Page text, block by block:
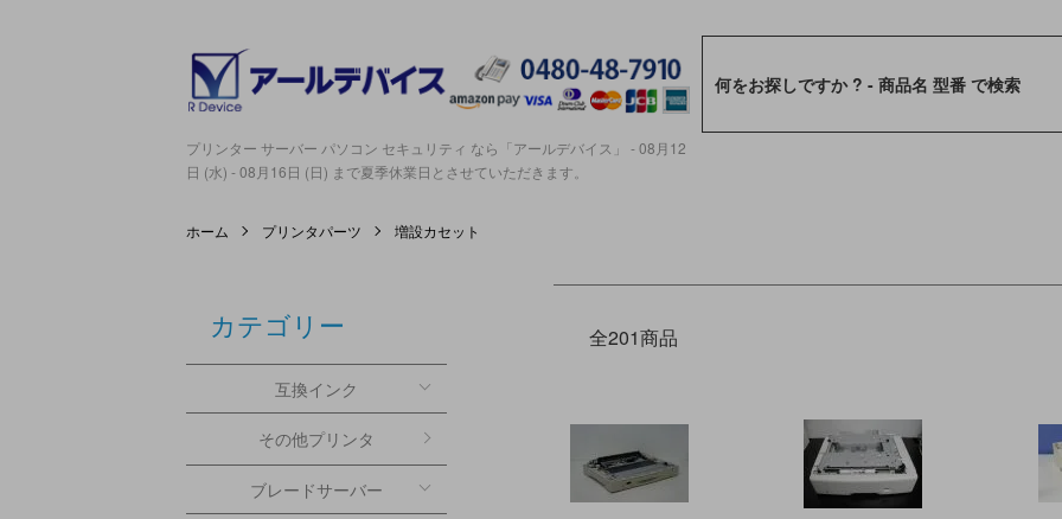
プリンター サーバー パソコン セキュリティ なら「アールデバイス」 - 08月12
日 (水) - 08月16日 (日) まで夏季休業日とさせていただきます。
ホーム プリンタパーツ 増設カセット
全201商品
カテゴリー
互換インク
その他プリンタ
ブレードサーバー